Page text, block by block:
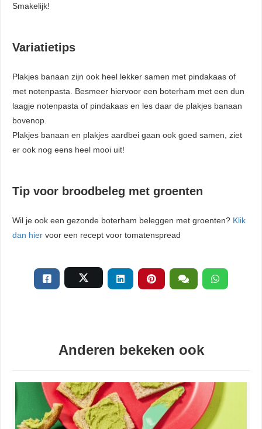
Smakelijk!
Variatietips
Plakjes banaan zijn ook heel lekker samen met pindakaas of
met notenpasta. Besmeer hiervoor een boterham met een dun
laagje notenpasta of pindakaas en les daar de plakjes banaan
bovenop.
Plakjes banaan en plakjes aardbei gaan ook goed samen, ziet
er ook nog eens heel mooi uit!
Tip voor broodbeleg met groenten
Wil je ook een gezonde boterham beleggen met groenten? Klik
dan hier voor een recept voor tomatenspread
Anderen bekeken ook